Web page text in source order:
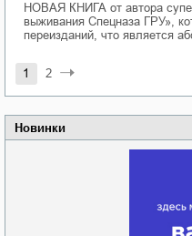
Новинки
НОВАЯ КНИГА от автора
выживания Спецназа ГРУ»,
переизданий, что является
1 2